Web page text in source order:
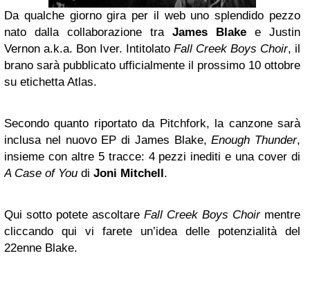
Da qualche giorno gira per il web uno splendido pezzo
nato dalla collaborazione tra James Blake e Justin
Vernon a.k.a. Bon Iver. Intitolato Fall Creek Boys Choir, il
brano sarà pubblicato ufficialmente il prossimo 10 ottobre
su etichetta Atlas.
Secondo quanto riportato da Pitchfork, la canzone sarà
inclusa nel nuovo EP di James Blake,Enough Thunder,
insieme con altre 5 tracce: 4 pezzi inediti e una cover di
A Case of You di Joni Mitchell.
Qui sotto potete ascoltare Fall Creek Boys Choirmentre
cliccando qui vi farete un’idea delle potenzialità del
22enne Blake.